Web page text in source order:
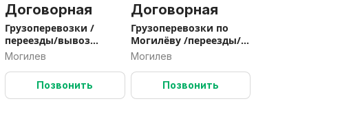
Договорная
Грузоперевозки /
переезды/вывоз
мусора /
Могилев
Позвонить
Договорная
Грузоперевозки по
Могилёву /переезды/
грузчики /выезд по
Могилев
Позвонить